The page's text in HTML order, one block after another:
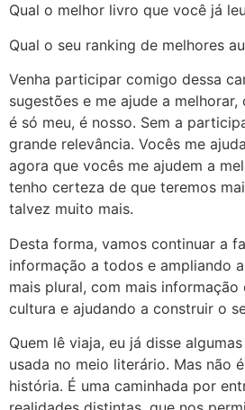
Qual o melhor livro que você já
Qual o seu ranking de melhores
Venha participar comigo dessa
sugestões e me ajude a
é só meu, é nosso. Sem a
grande relevância. Vocês me
agora que vocês me ajudem a
tenho certeza de que teremos
talvez muito mais.
Desta forma, vamos continuar a
informação a todos e ampliando
mais plural, com mais
cultura e ajudando a construir o
Quem lê viaja, eu já disse
usada no meio literário. Mas não
história. É uma caminhada por